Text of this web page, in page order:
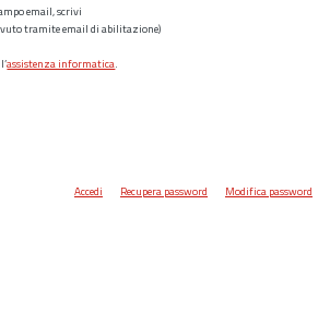
email, scrivi
tramite email di abilitazione)
assistenza informatica.
Accedi Recupera password Modifica password